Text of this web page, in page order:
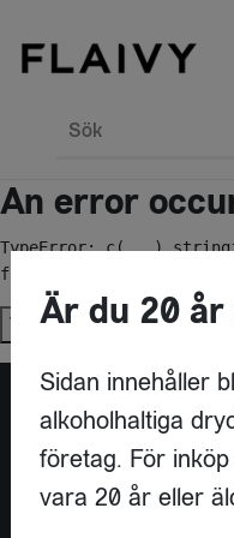
Sök
An error
TypeError:
function
Try again
Är
Är du 20
Sidan innehåller
alkoholhaltiga
företag. För
vara 20 år eller